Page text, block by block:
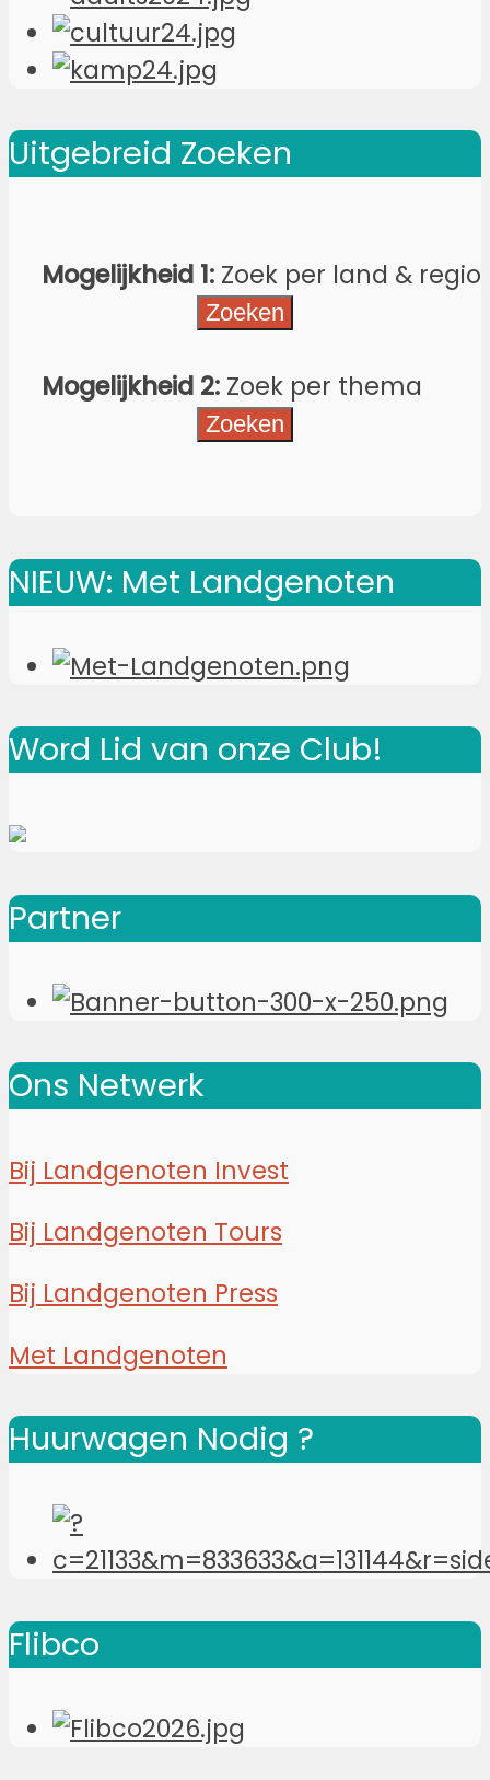
Uitgebreid Zoeken
Mogelijkheid 1: Zoek per land & regio
Mogelijkheid 2: Zoek per thema
NIEUW: Met Landgenoten
Word Lid van onze Club!
Partner
Ons Netwerk
Bij Landgenoten Invest
Bij Landgenoten Tours
Bij Landgenoten Press
Met Landgenoten
Huurwagen Nodig ?
Flibco